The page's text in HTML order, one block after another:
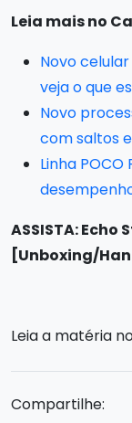
Leia mais no
Novo
veja o que
Novo
com saltos
Linha
ASSISTA:
[Unboxing/
Leia a matéria
Compartilhe: